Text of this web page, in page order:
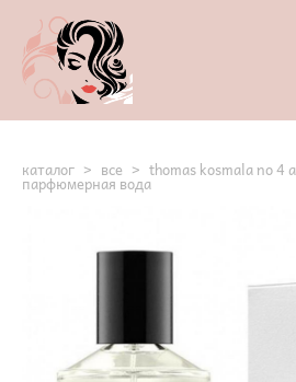
каталог > все > thomas kosmala no 4
парфюмерная вода